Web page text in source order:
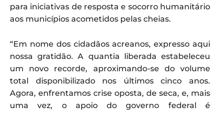
para iniciativas de resposta e socorro humanitário
aos municípios acometidos pelas cheias.
“Em nome dos cidadãos acreanos, expresso aqui
nossa gratidão. A quantia liberada estabeleceu
um novo recorde, aproximando-se do volume
total disponibilizado nos últimos cinco anos.
Agora, enfrentamos crise oposta, de seca, e, mais
uma vez, o apoio do governo federal é